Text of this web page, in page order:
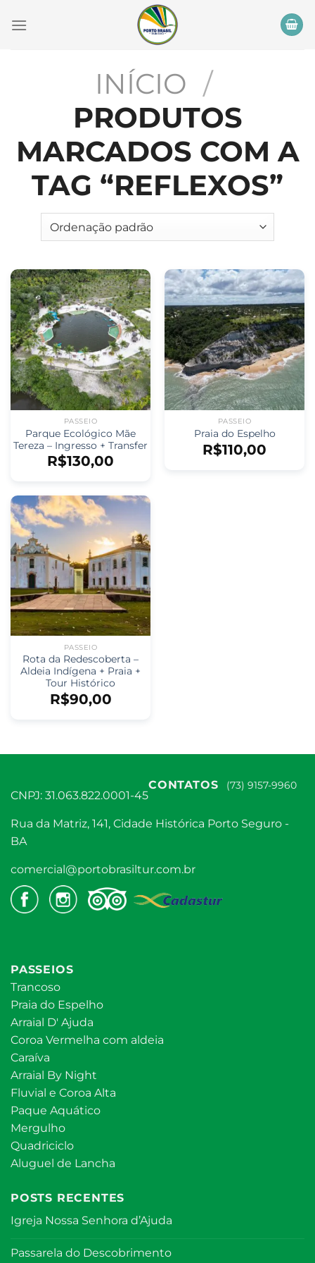
INÍCIO /
PRODUTOS
MARCADOS COM A
TAG “REFLEXOS”
PASSEIO
Parque Ecológico Mãe
Tereza – Ingresso + Transfer
R$130,00
PASSEIO
Praia do Espelho
R$110,00
PASSEIO
Rota da Redescoberta –
Aldeia Indígena + Praia +
Tour Histórico
R$90,00
CONTATOS (73) 9157-9960
CNPJ: 31.063.822.0001-45
Rua da Matriz, 141, Cidade Histórica Porto Seguro -
BA
comercial@portobrasiltur.com.br
PASSEIOS
Trancoso
Praia do Espelho
Arraial D' Ajuda
Coroa Vermelha com aldeia
Caraíva
Arraial By Night
Fluvial e Coroa Alta
Paque Aquático
Mergulho
Quadriciclo
Aluguel de Lancha
POSTS RECENTES
Igreja Nossa Senhora d’Ajuda
Passarela do Descobrimento